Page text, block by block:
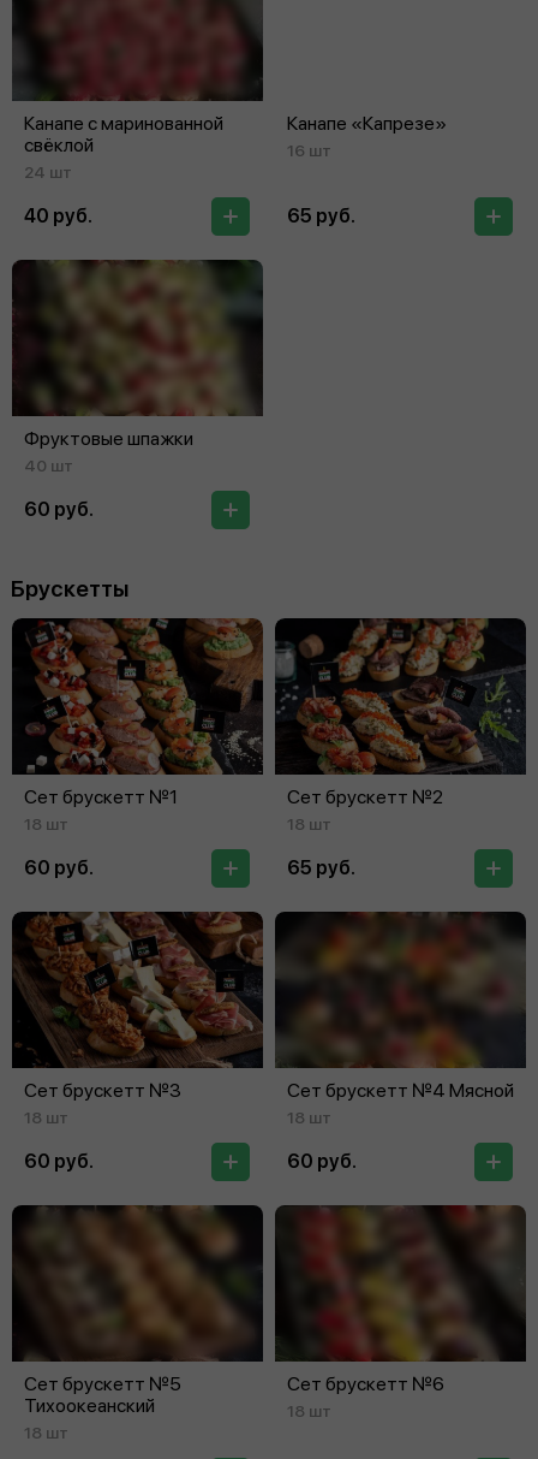
Канапе с маринованной
свёклой
24 шт
40 руб.
Канапе «Капрезе»
16 шт
65 руб.
Фруктовые шпажки
40 шт
60 руб.
Брускетты
Сет брускетт №1
18 шт
60 руб.
Сет брускетт №2
18 шт
65 руб.
Сет брускетт №3
18 шт
60 руб.
Сет брускетт №4 Мясной
18 шт
60 руб.
Сет брускетт №5
Тихоокеанский
18 шт
Сет брускетт №6
18 шт